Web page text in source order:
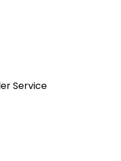
Service